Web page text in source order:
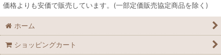
価格よりも安価で販売しています。(一部定価販売協定商品を除く)
ホーム
ショッピングカート